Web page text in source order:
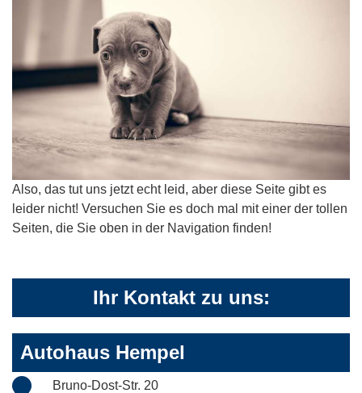
Also, das tut uns jetzt echt leid, aber diese Seite gibt es
leider nicht! Versuchen Sie es doch mal mit einer der tollen
Seiten, die Sie oben in der Navigation finden!
Ihr Kontakt zu uns:
Autohaus Hempel
Bruno-Dost-Str. 20